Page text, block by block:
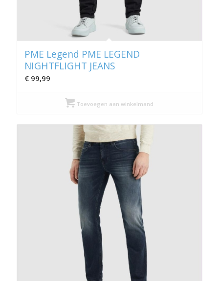
PME Legend PME LEGEND
NIGHTFLIGHT JEANS
€99,99
Toevoegen aan winkelmand